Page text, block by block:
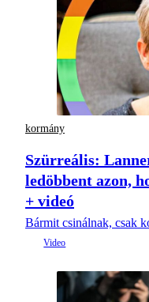
kormány
Szürreális:
ledöbbent azon,
+ videó
Bármit csinálnak, csak